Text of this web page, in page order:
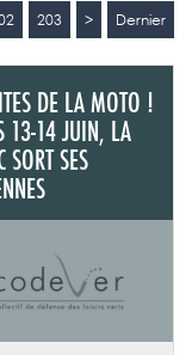
203 > Dernier
DE LA MOTO !
13-14 JUIN, LA
SORT SES